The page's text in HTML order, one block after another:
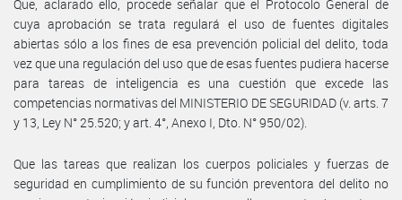
Que, aclarado ello, procede señalar que el Protocolo General de
cuya aprobación se trata regulará el uso de fuentes digitales
abiertas sólo a los fines de esa prevención policial del delito, toda
vez que una regulación del uso que de esas fuentes pudiera hacerse
para tareas de inteligencia es una cuestión que excede las
competencias normativas del MINISTERIO DE SEGURIDAD (v. arts. 7
y 13, Ley N° 25.520; y art. 4°, Anexo I, Dto. N° 950/02).
Que las tareas que realizan los cuerpos policiales y fuerzas de
seguridad en cumplimiento de su función preventora del delito no